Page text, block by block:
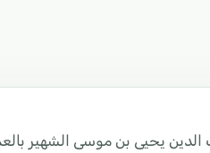
يحيى بن موسى الشهير